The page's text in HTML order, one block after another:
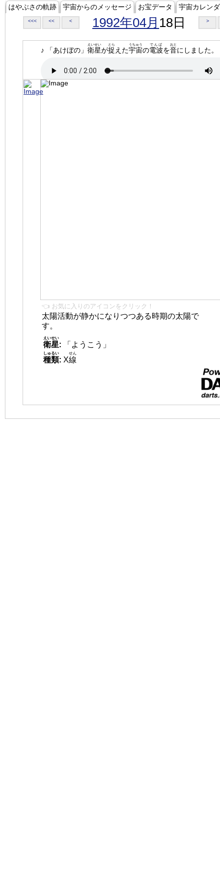
はやぶさの軌跡 宇宙からのメッセージ お宝データ 宇宙カレン
<<< << < 1992年04月 18日 >
♪ 「あけぼの」 衛星
えいせい
が捉
とら
えた宇宙
うちゅう
の電波
でんぱ
を音
おと
にしました。
👈 お気に入りのアイコンをクリック！
太陽活動が静かになりつつある時期の太陽で
す。
衛星
えいせい
:
「ようこう」
種類
しゅるい
: X線
せん